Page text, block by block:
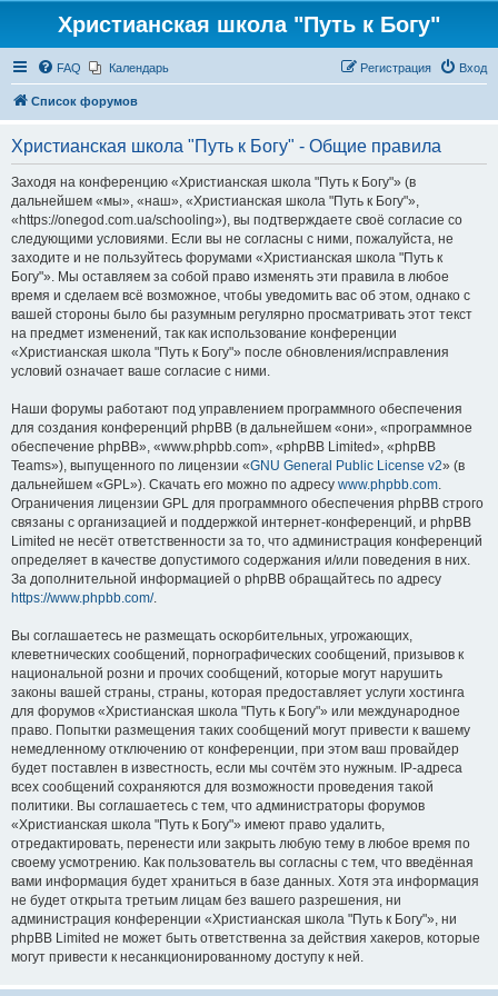
Христианская школа "Путь к Богу"
FAQ Календарь Вход
Регистрация
Список форумов
Христианская школа "Путь к Богу" - Общие правила
Заходя на конференцию «Христианская школа "Путь к Богу"» (в
дальнейшем «мы», «наш», «Христианская школа "Путь к Богу"»,
«https://onegod.com.ua/schooling»), вы подтверждаете своё согласие со
следующими условиями. Если вы не согласны с ними, пожалуйста, не
заходите и не пользуйтесь форумами «Христианская школа "Путь к
Богу"». Мы оставляем за собой право изменять эти правила в любое
время и сделаем всё возможное, чтобы уведомить вас об этом, однако с
вашей стороны было бы разумным регулярно просматривать этот текст
на предмет изменений, так как использование конференции
«Христианская школа "Путь к Богу"» после обновления/исправления
условий означает ваше согласие с ними.
Наши форумы работают под управлением программного обеспечения
для создания конференций phpBB (в дальнейшем «они», «программное
обеспечение phpBB», «www.phpbb.com», «phpBB Limited», «phpBB
Teams»), выпущенного по лицензии «GNU General Public License v2» (в
дальнейшем «GPL»). Скачать его можно по адресу www.phpbb.com.
Ограничения лицензии GPL для программного обеспечения phpBB строго
связаны с организацией и поддержкой интернет-конференций, и phpBB
Limited не несёт ответственности за то, что администрация конференций
определяет в качестве допустимого содержания и/или поведения в них.
За дополнительной информацией о phpBB обращайтесь по адресу
https://www.phpbb.com/.
Вы соглашаетесь не размещать оскорбительных, угрожающих,
клеветнических сообщений, порнографических сообщений, призывов к
национальной розни и прочих сообщений, которые могут нарушить
законы вашей страны, страны, которая предоставляет услуги хостинга
для форумов «Христианская школа "Путь к Богу"» или международное
право. Попытки размещения таких сообщений могут привести к вашему
немедленному отключению от конференции, при этом ваш провайдер
будет поставлен в известность, если мы сочтём это нужным. IP-адреса
всех сообщений сохраняются для возможности проведения такой
политики. Вы соглашаетесь с тем, что администраторы форумов
«Христианская школа "Путь к Богу"» имеют право удалить,
отредактировать, перенести или закрыть любую тему в любое время по
своему усмотрению. Как пользователь вы согласны с тем, что введённая
вами информация будет храниться в базе данных. Хотя эта информация
не будет открыта третьим лицам без вашего разрешения, ни
администрация конференции «Христианская школа "Путь к Богу"», ни
phpBB Limited не может быть ответственна за действия хакеров, которые
могут привести к несанкционированному доступу к ней.